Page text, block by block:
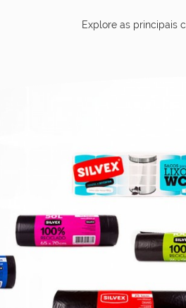
Explore as principais